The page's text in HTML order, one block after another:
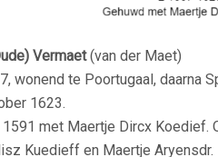
Vermaet(van der Maet)
wonend te Poortugaal, daarna
1623.
1591 met Maertje Dircx Koedief.
Kuedieff en Maertje Aryensdr.